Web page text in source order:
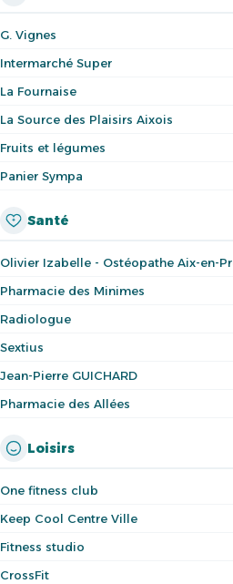
G. Vignes
Intermarché Super
La Fournaise
La Source des Plaisirs Aixois
Fruits et légumes
Panier Sympa
Santé
Olivier Izabelle - Ostéopathe Aix-en-
Pharmacie des Minimes
Radiologue
Sextius
Jean-Pierre GUICHARD
Pharmacie des Allées
Loisirs
One fitness club
Keep Cool Centre Ville
Fitness studio
CrossFit